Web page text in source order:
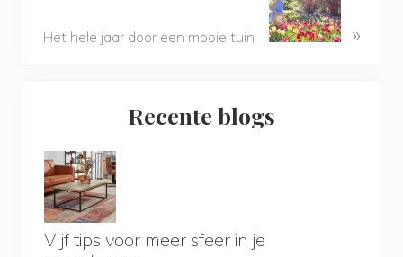
Het hele jaar door een mooie tuin »
Recente blogs
Vijf tips voor meer sfeer in je